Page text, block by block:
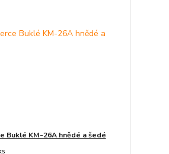
Buklé KM-26A hnědé a šedé